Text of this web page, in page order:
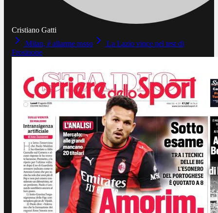
Cristiano Gatti
Milan, è allarme rosso
La Lazio vince nel test di
Frosinone